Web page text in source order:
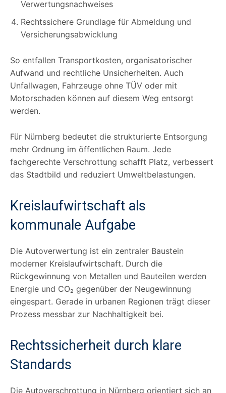
Verwertungsnachweises
Rechtssichere Grundlage für Abmeldung und
Versicherungsabwicklung
So entfallen Transportkosten, organisatorischer
Aufwand und rechtliche Unsicherheiten. Auch
Unfallwagen, Fahrzeuge ohne TÜV oder mit
Motorschaden können auf diesem Weg entsorgt
werden.
Für Nürnberg bedeutet die strukturierte Entsorgung
mehr Ordnung im öffentlichen Raum. Jede
fachgerechte Verschrottung schafft Platz, verbessert
das Stadtbild und reduziert Umweltbelastungen.
Kreislaufwirtschaft als
kommunale Aufgabe
Die Autoverwertung ist ein zentraler Baustein
moderner Kreislaufwirtschaft. Durch die
Rückgewinnung von Metallen und Bauteilen werden
Energie und CO₂ gegenüber der Neugewinnung
eingespart. Gerade in urbanen Regionen trägt dieser
Prozess messbar zur Nachhaltigkeit bei.
Rechtssicherheit durch klare
Standards
Die Autoverschrottung in Nürnberg orientiert sich an